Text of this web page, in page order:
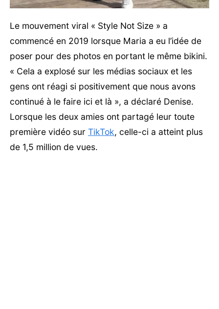
Le mouvement viral « Style Not Size » a
commencé en 2019 lorsque Maria a eu l’idée de
poser pour des photos en portant le même bikini.
« Cela a explosé sur les médias sociaux et les
gens ont réagi si positivement que nous avons
continué à le faire ici et là », a déclaré Denise.
Lorsque les deux amies ont partagé leur toute
première vidéo sur TikTok, celle-ci a atteint plus
de 1,5 million de vues.